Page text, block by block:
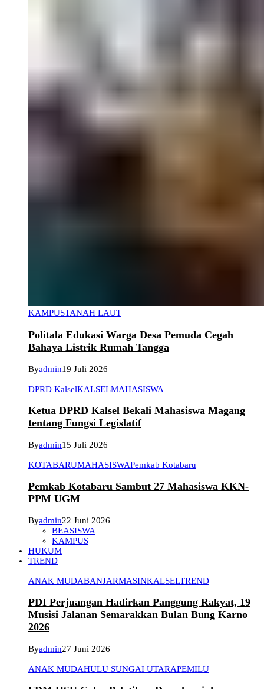
KAMPUSTANAH LAUT
Politala Edukasi Warga Desa Pemuda Cegah
Bahaya Listrik Rumah Tangga
Byadmin19 Juli 2026
DPRD KalselKALSELMAHASISWA
Ketua DPRD Kalsel Bekali Mahasiswa Magang
tentang Fungsi Legislatif
Byadmin15 Juli 2026
KOTABARUMAHASISWAPemkab Kotabaru
Pemkab Kotabaru Sambut 27 Mahasiswa KKN-
PPM UGM
Byadmin22 Juni 2026
BEASISWA
KAMPUS
HUKUM
TREND
ANAK MUDABANJARMASINKALSELTREND
PDI Perjuangan Hadirkan Panggung Rakyat, 19
Musisi Jalanan Semarakkan Bulan Bung Karno
2026
Byadmin27 Juni 2026
ANAK MUDAHULU SUNGAI UTARAPEMILU